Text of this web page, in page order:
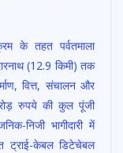
के तहत पर्वतमाला
(12.9 किमी) तक
वित्त, संचालन और
रुपये की कुल पूंजी
निजी भागीदारी में
ट्राई-केबल डिटेचेबल